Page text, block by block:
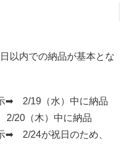
以内での納品が基本とな
➡ 2/19（水）中に納品
20（木）中に納品
➡ 2/24が祝日のため、